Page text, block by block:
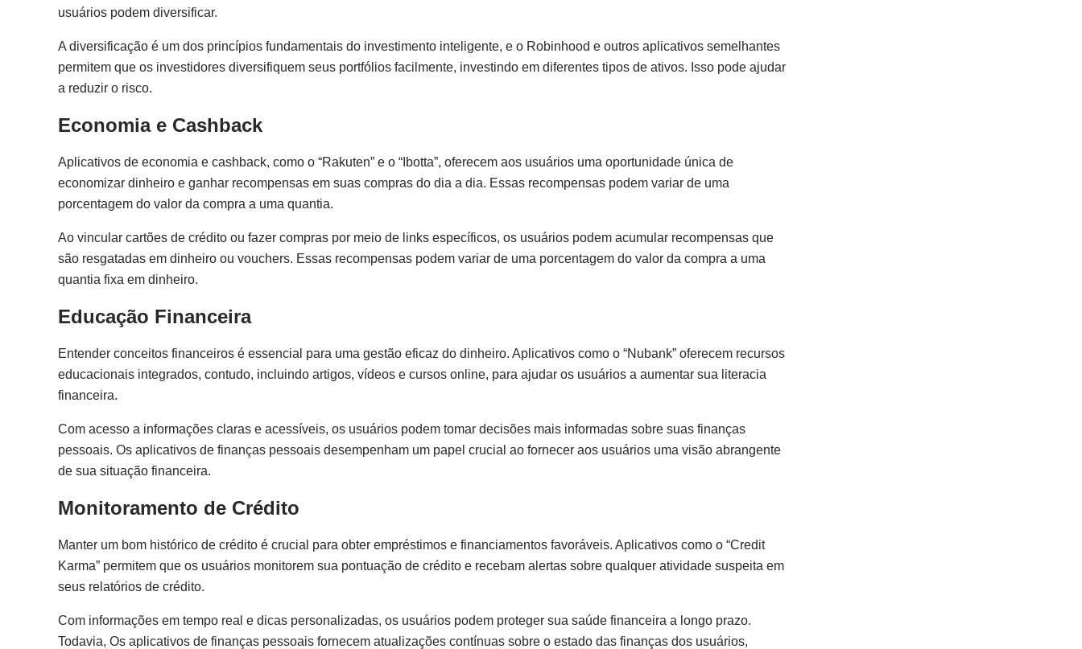
usuários podem diversificar.
A diversificação é um dos princípios fundamentais do investimento inteligente, e o Robinhood e outros aplicativos semelhantes
permitem que os investidores diversifiquem seus portfólios facilmente, investindo em diferentes tipos de ativos. Isso pode ajudar
a reduzir o risco.
Economia e Cashback
Aplicativos de economia e cashback, como o “Rakuten” e o “Ibotta”, oferecem aos usuários uma oportunidade única de
economizar dinheiro e ganhar recompensas em suas compras do dia a dia. Essas recompensas podem variar de uma
porcentagem do valor da compra a uma quantia.
Ao vincular cartões de crédito ou fazer compras por meio de links específicos, os usuários podem acumular recompensas que
são resgatadas em dinheiro ou vouchers. Essas recompensas podem variar de uma porcentagem do valor da compra a uma
quantia fixa em dinheiro.
Educação Financeira
Entender conceitos financeiros é essencial para uma gestão eficaz do dinheiro. Aplicativos como o “Nubank” oferecem recursos
educacionais integrados, contudo, incluindo artigos, vídeos e cursos online, para ajudar os usuários a aumentar sua literacia
financeira.
Com acesso a informações claras e acessíveis, os usuários podem tomar decisões mais informadas sobre suas finanças
pessoais. Os aplicativos de finanças pessoais desempenham um papel crucial ao fornecer aos usuários uma visão abrangente
de sua situação financeira.
Monitoramento de Crédito
Manter um bom histórico de crédito é crucial para obter empréstimos e financiamentos favoráveis. Aplicativos como o “Credit
Karma” permitem que os usuários monitorem sua pontuação de crédito e recebam alertas sobre qualquer atividade suspeita em
seus relatórios de crédito.
Com informações em tempo real e dicas personalizadas, os usuários podem proteger sua saúde financeira a longo prazo.
Todavia, Os aplicativos de finanças pessoais fornecem atualizações contínuas sobre o estado das finanças dos usuários,